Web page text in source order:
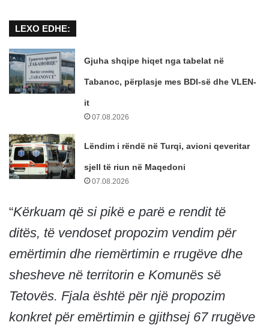
LEXO EDHE:
Gjuha shqipe hiqet nga tabelat në
Tabanoc, përplasje mes BDI-së dhe VLEN-
it
07.08.2026
Lëndim i rëndë në Turqi, avioni qeveritar
sjell të riun në Maqedoni
07.08.2026
“Kërkuam që si pikë e parë e rendit të
ditës, të vendoset propozim vendim për
emërtimin dhe riemërtimin e rrugëve dhe
shesheve në territorin e Komunës së
Tetovës. Fjala është për një propozim
konkret për emërtimin e gjithsej 67 rrugëve